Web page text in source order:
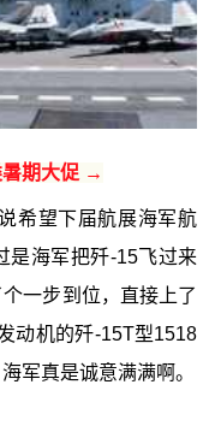
暑期大促 →
希望下届航展海军航
是海军把歼-15飞过来
一步到位，直接上了
动机的歼-15T型1518
军真是诚意满满啊。